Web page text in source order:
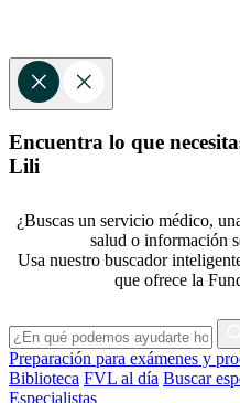
Encuentra lo que
Lili
¿Buscas un servicio médico,
salud o información
Usa nuestro buscador
que ofrece la
Preparación para exámenes y
Biblioteca FVL al día Buscar
Especialistas